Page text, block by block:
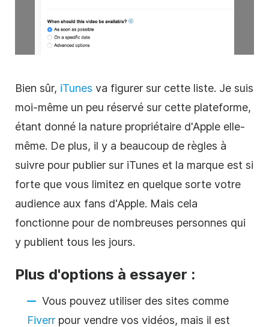
Bien sûr, iTunes va figurer sur cette liste. Je suis
moi-même un peu réservé sur cette plateforme,
étant donné la nature propriétaire d'Apple elle-
même. De plus, il y a beaucoup de règles à
suivre pour publier sur iTunes et la marque est si
forte que vous limitez en quelque sorte votre
audience aux fans d'Apple. Mais cela
fonctionne pour de nombreuses personnes qui
y publient tous les jours.
Plus d'options à essayer :
Vous pouvez utiliser des sites comme
Fiverr pour vendre vos vidéos, mais il est